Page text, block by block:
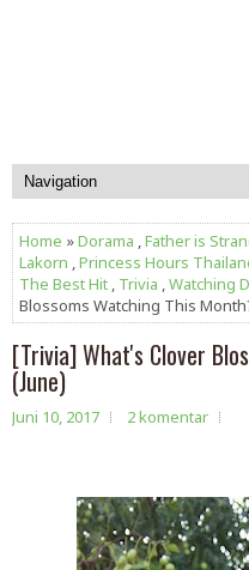
Home »Dorama ,Father is
Lakorn ,Princess Hours
The Best Hit , Trivia ,Watching
Blossoms Watching This
[Trivia] What's Clover
(June)
Juni 10, 2017 2 komentar